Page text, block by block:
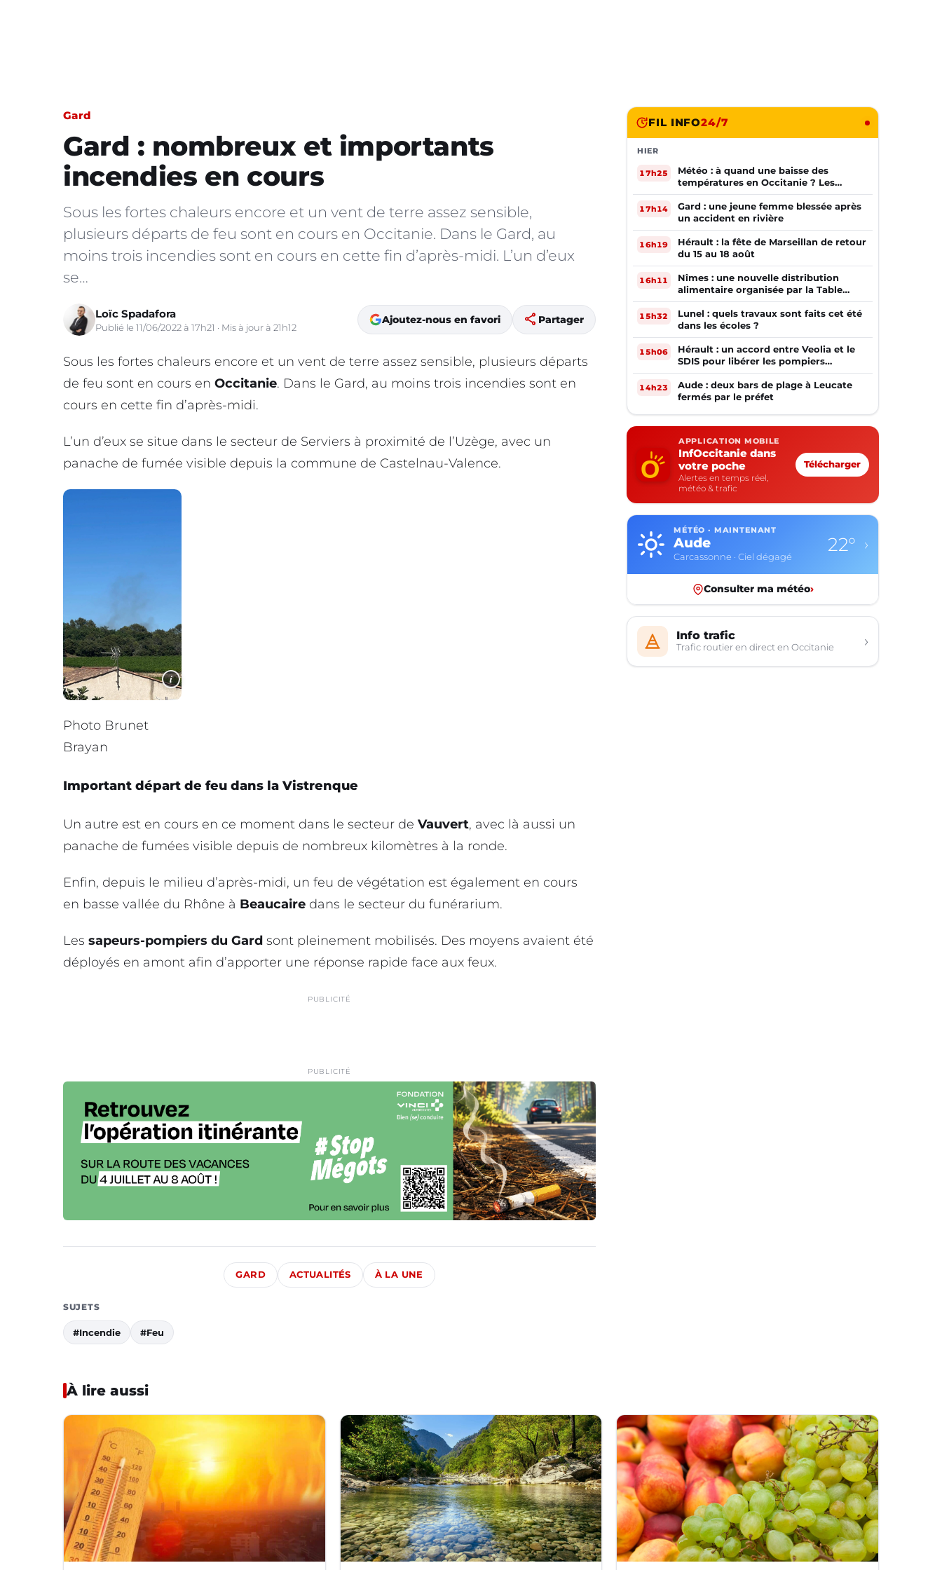
Gard
Gard : nombreux et importants
incendies en cours
Sous les fortes chaleurs encore et un vent de terre assez sensible,
plusieurs départs de feu sont en cours en Occitanie. Dans le Gard, au
moins trois incendies sont en cours en cette fin d’après-midi. L’un d’eux
se…
Loïc Spadafora
Publié le 11/06/2022 à 17h21 · Mis à jour à 21h12
Ajoutez-nous en favori share Partager
Sous les fortes chaleurs encore et un vent de terre assez sensible, plusieurs départs
de feu sont en cours en Occitanie. Dans le Gard, au moins trois incendies sont en
cours en cette fin d’après-midi.
L’un d’eux se situe dans le secteur de Serviers à proximité de l’Uzège, avec un
panache de fumée visible depuis la commune de Castelnau-Valence.
i
Photo Brunet
Brayan
Important départ de feu dans la Vistrenque
Un autre est en cours en ce moment dans le secteur de Vauvert, avec là aussi un
panache de fumées visible depuis de nombreux kilomètres à la ronde.
Enfin, depuis le milieu d’après-midi, un feu de végétation est également en cours
en basse vallée du Rhône à Beaucaire dans le secteur du funérarium.
Les sapeurs-pompiers du Gard sont pleinement mobilisés. Des moyens avaient été
déployés en amont afin d’apporter une réponse rapide face aux feux.
PUBLICITÉ
PUBLICITÉ
GARD ACTUALITÉS À LA UNE
SUJETS
#Incendie #Feu
FIL INFO24/7
HIER
17h25
Météo : à quand une baisse des
températures en Occitanie ? Les
prévisions
17h14
Gard : une jeune femme blessée après
un accident en rivière
16h19
Hérault : la fête de Marseillan de retour
du 15 au 18 août
16h11
Nîmes : une nouvelle distribution
alimentaire organisée par la Table
Ouverte
15h32
Lunel : quels travaux sont faits cet été
dans les écoles ?
15h06
Hérault : un accord entre Veolia et le
SDIS pour libérer les pompiers
volontaires
14h23
Aude : deux bars de plage à Leucate
fermés par le préfet
APPLICATION MOBILE
InfOccitanie dans
votre poche
Alertes en temps réel,
météo & trafic
Télécharger
MÉTÉO · MAINTENANT
Aude
Carcassonne · Ciel dégagé
22° ›
Consulter ma météo›
Info trafic
Trafic routier en direct en Occitanie ›
À lire aussi